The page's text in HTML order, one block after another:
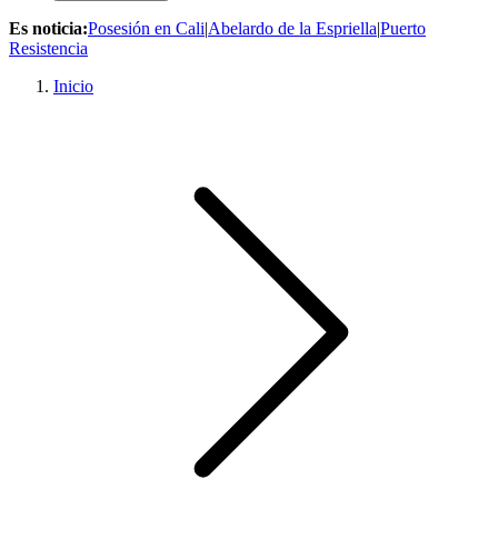
Es noticia:Posesión en Cali|Abelardo de la Espriella|Puerto
Resistencia
Inicio